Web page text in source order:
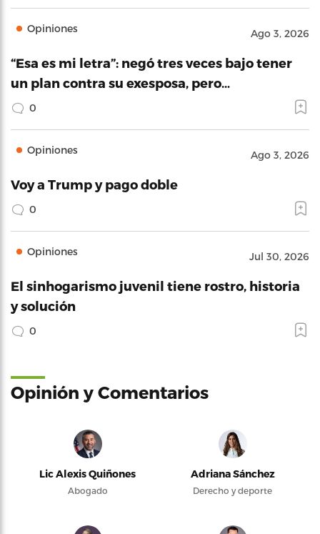
Opiniones Ago 3, 2026
“Esa es mi letra”: negó tres veces bajo tener
un plan contra su exesposa, pero…
0
Opiniones Ago 3, 2026
Voy a Trump y pago doble
0
Opiniones Jul 30, 2026
El sinhogarismo juvenil tiene rostro, historia
y solución
0
Opinión y Comentarios
Lic Alexis Quiñones
Abogado
Adriana Sánchez
Derecho y deporte